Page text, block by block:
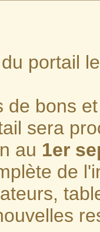
portail
de bons
sera
au 1er
de